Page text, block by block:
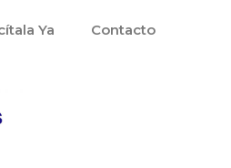
Ya Contacto